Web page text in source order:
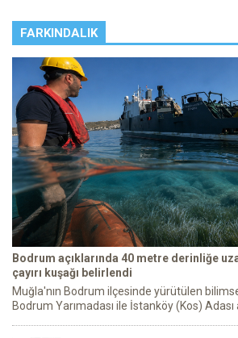
FARKINDALIK
Bodrum açıklarında 40 metre derinliğe
çayırı kuşağı belirlendi
Muğla'nın Bodrum ilçesinde yürütülen
Bodrum Yarımadası ile İstanköy (Kos) Adası